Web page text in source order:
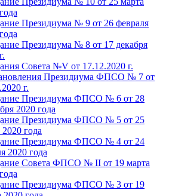
Президиума № 9 от 26 февраля
Президиума № 8 от 17 декабря
Совета №V от 17.12.2020 г.
Президиума ФПСО № 7 от
г.
Президиума ФПСО № 6 от 28
2020 года
Президиума ФПСО № 5 от 25
года
Президиума ФПСО № 4 от 24
2020 года
Совета ФПСО № II от 19 марта
Президиума ФПСО № 3 от 19